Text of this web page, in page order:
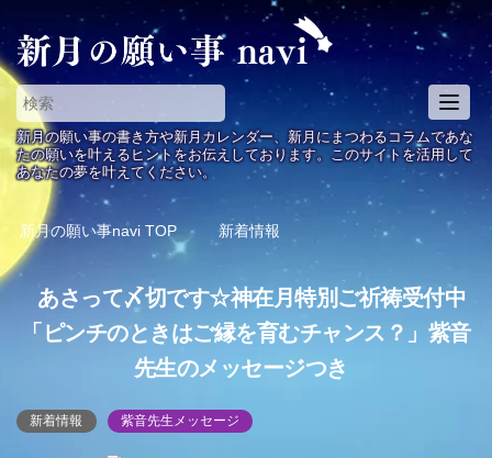
T
o
g
g
e
v
i
g
新月の願い事の書き方や新月カレンダー、新月にまつわるコラムであな
たの願いを叶えるヒントをお伝えしております。このサイトを活用して
あなたの夢を叶えてください。
新月の願い事navi TOP 新着情報
あさって〆切です☆神在月特別ご祈祷受付中
「ピンチのときはご縁を育むチャンス？」紫音
先生のメッセージつき
新着情報 紫音先生メッセージ